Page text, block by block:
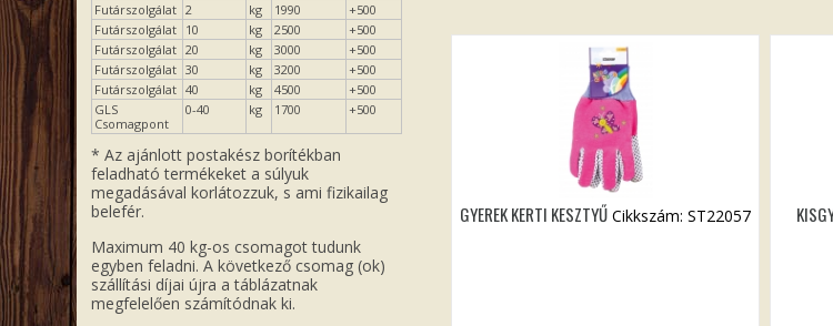
GYEREK KERTI KESZTYŰ Cikkszám: ST22057
Futárszolgálat 2 kg 1990
+500
Futárszolgálat 10 kg 2500
+500
Futárszolgálat 20 kg 3000
+500
Futárszolgálat 30 kg 3200
+500
Futárszolgálat 40 kg 4500
+500
GLS
Csomagpont
0-40 kg 1700 +500
* Az ajánlott postakész borítékban
feladható termékeket a súlyuk
megadásával korlátozzuk, s ami fizikailag
belefér.
Maximum 40 kg-os csomagot tudunk
egyben feladni. A következő csomag (ok)
szállítási díjai újra a táblázatnak
megfelelően számítódnak ki.